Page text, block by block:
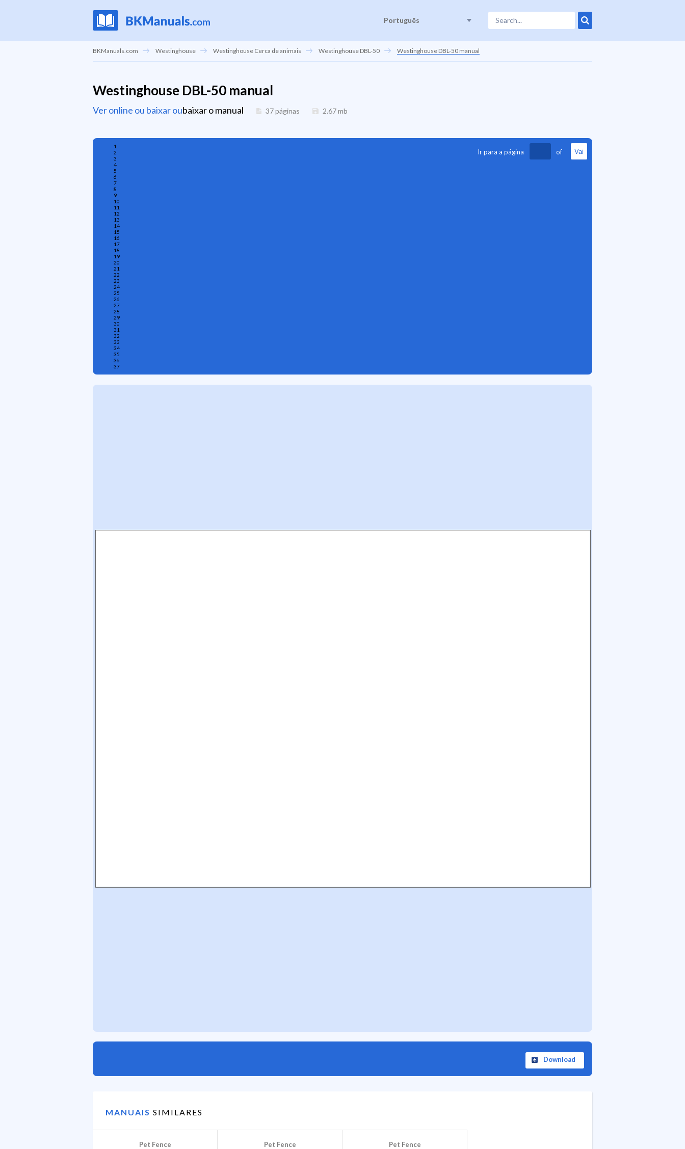
Português
BKManuals.com Westinghouse Westinghouse Cerca de animais Westinghouse DBL-50 Westinghouse DBL-50 manual
Westinghouse DBL-50 manual
Ver online ou baixar oubaixar o manual 37 páginas 2.67mb
1
2
3
4
5
6
7
8
9
10
11
12
13
14
15
16
17
18
19
20
21
22
23
24
25
26
27
28
29
30
31
32
33
34
35
36
37
Ir para a página of Vai
Download
MANUAIS SIMILARES
Pet Fence Pet Fence Pet Fence